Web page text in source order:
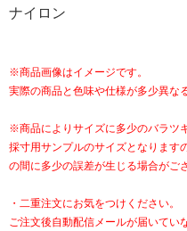
ナイロン
※商品画像はイメージです。
実際の商品と色味や仕様が多少異な
※商品によりサイズに多少のバラツ
採寸用サンプルのサイズとなります
の間に多少の誤差が生じる場合がご
・二重注文にお気をつけください。
ご注文後自動配信メールが届いてい